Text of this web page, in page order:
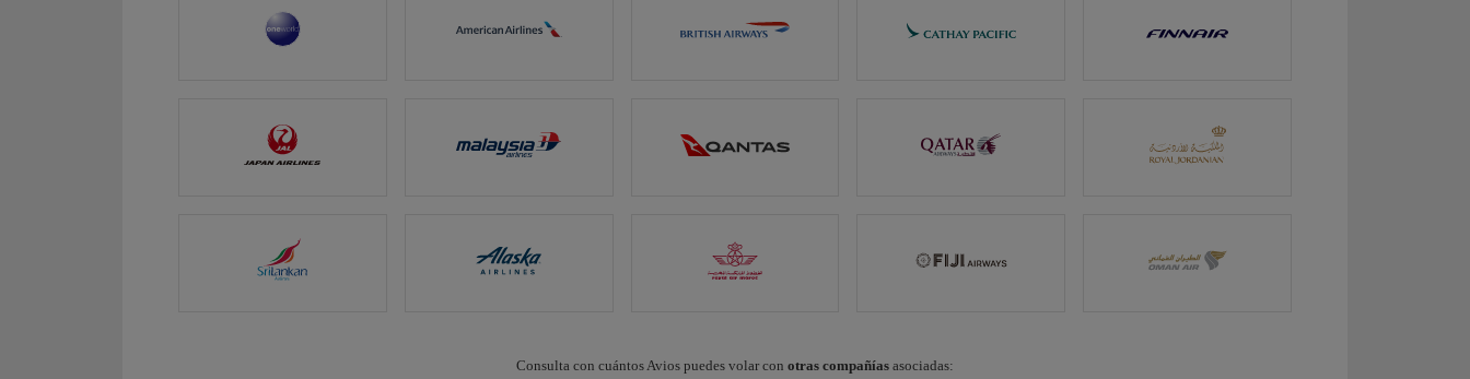
Consulta con cuántos Avios puedes volar con otras compañías asociadas: